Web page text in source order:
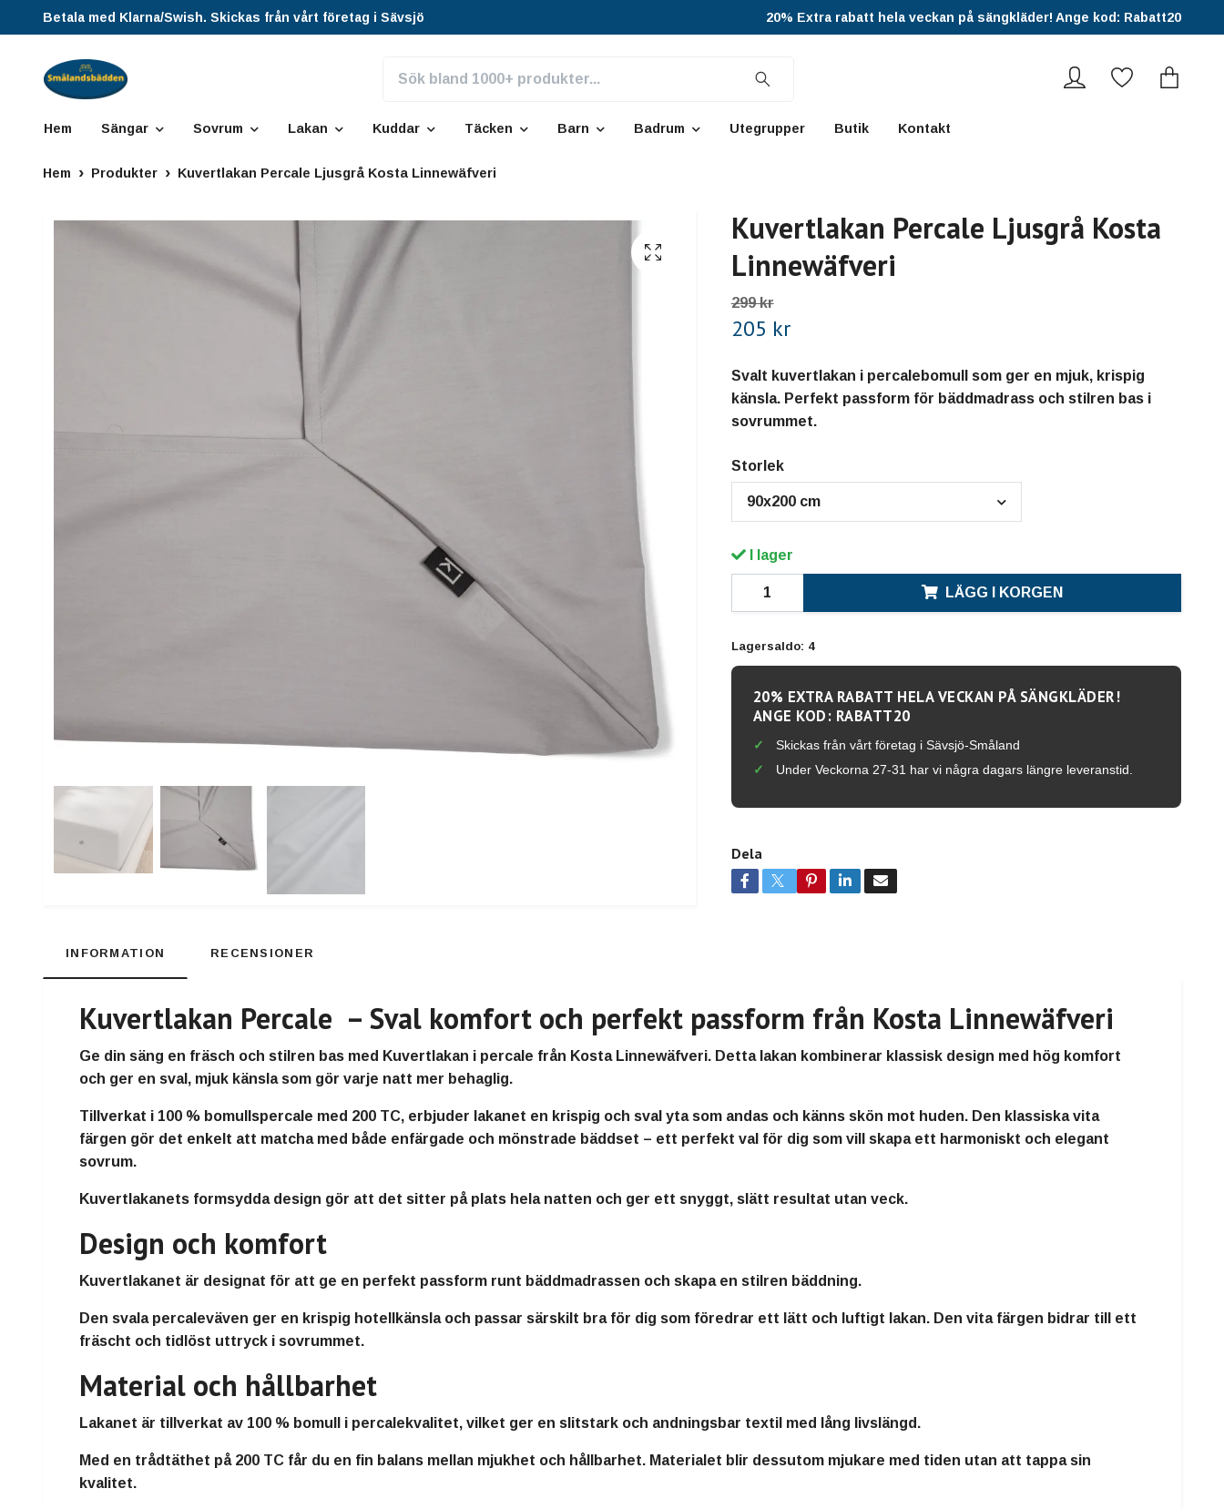
Betala med Klarna/Swish. Skickas från vårt företag i Sävsjö 20% Extra rabatt hela veckan på sängkläder! Ange kod: Rabatt20
Hem Sängar Sovrum Lakan Kuddar Täcken Barn Badrum Utegrupper Butik Kontakt
Hem Produkter Kuvertlakan Percale Ljusgrå Kosta Linnewäfveri
Kuvertlakan Percale Ljusgrå Kosta
Linnewäfveri
299 kr
205 kr
Svalt kuvertlakan i percalebomull som ger en mjuk, krispig
känsla. Perfekt passform för bäddmadrass och stilren bas i
sovrummet.
Storlek
90x200 cm
I lager
LÄGG I KORGEN
Lagersaldo: 4
20% EXTRA RABATT HELA VECKAN PÅ SÄNGKLÄDER!
ANGE KOD: RABATT20
Skickas från vårt företag i Sävsjö-Småland
Under Veckorna 27-31 har vi några dagars längre leveranstid.
Dela
INFORMATION RECENSIONER
Kuvertlakan Percale – Sval komfort och perfekt passform från Kosta Linnewäfveri
Ge din säng en fräsch och stilren bas med Kuvertlakan i percale från Kosta Linnewäfveri. Detta lakan kombinerar klassisk design med hög komfort
och ger en sval, mjuk känsla som gör varje natt mer behaglig.
Tillverkat i 100 % bomullspercale med 200 TC, erbjuder lakanet en krispig och sval yta som andas och känns skön mot huden. Den klassiska vita
färgen gör det enkelt att matcha med både enfärgade och mönstrade bäddset – ett perfekt val för dig som vill skapa ett harmoniskt och elegant
sovrum.
Kuvertlakanets formsydda design gör att det sitter på plats hela natten och ger ett snyggt, slätt resultat utan veck.
Design och komfort
Kuvertlakanet är designat för att ge en perfekt passform runt bäddmadrassen och skapa en stilren bäddning.
Den svala percaleväven ger en krispig hotellkänslaoch passar särskilt bra för dig som föredrar ett lätt och luftigt lakan. Den vita färgen bidrar till ett
fräscht och tidlöst uttryck i sovrummet.
Material och hållbarhet
Lakanet är tillverkat av 100 % bomull i percalekvalitet, vilket ger en slitstark och andningsbar textil med lång livslängd.
Med en trådtäthet på 200 TC får du en fin balans mellan mjukhet och hållbarhet. Materialet blir dessutom mjukare med tiden utan att tappa sin
kvalitet.